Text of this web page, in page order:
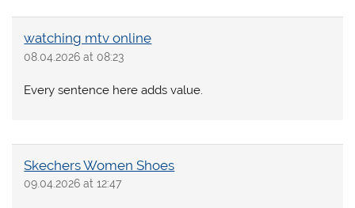
watching mtv online
08.04.2026 at 08:23
Every sentence here adds value.
Skechers Women Shoes
09.04.2026 at 12:47